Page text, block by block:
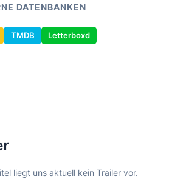
DATENBANKEN
TMDB Letterboxd
liegt uns aktuell kein Trailer vor.